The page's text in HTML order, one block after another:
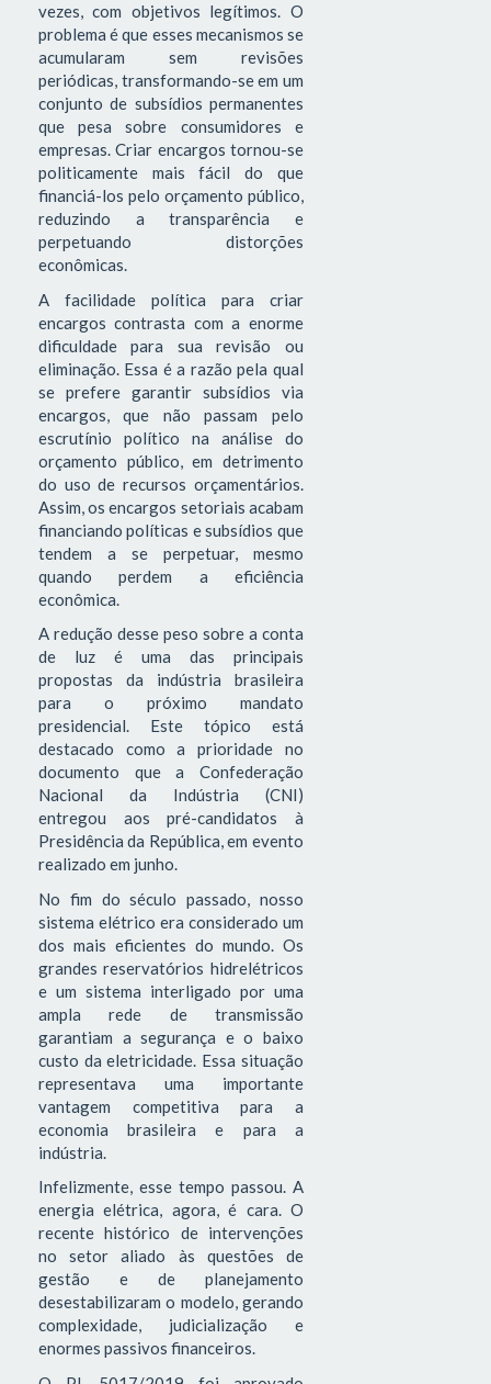
vezes, com objetivos legítimos. O
problema é que esses mecanismos se
acumularam sem revisões
periódicas, transformando-se em um
conjunto de subsídios permanentes
que pesa sobre consumidores e
empresas. Criar encargos tornou-se
politicamente mais fácil do que
financiá-los pelo orçamento público,
reduzindo a transparência e
perpetuando distorções
econômicas.
A facilidade política para criar
encargos contrasta com a enorme
dificuldade para sua revisão ou
eliminação. Essa é a razão pela qual
se prefere garantir subsídios via
encargos, que não passam pelo
escrutínio político na análise do
orçamento público, em detrimento
do uso de recursos orçamentários.
Assim, os encargos setoriais acabam
financiando políticas e subsídios que
tendem a se perpetuar, mesmo
quando perdem a eficiência
econômica.
A redução desse peso sobre a conta
de luz é uma das principais
propostas da indústria brasileira
para o próximo mandato
presidencial. Este tópico está
destacado como a prioridade no
documento que a Confederação
Nacional da Indústria (CNI)
entregou aos pré-candidatos à
Presidência da República, em evento
realizado em junho.
No fim do século passado, nosso
sistema elétrico era considerado um
dos mais eficientes do mundo. Os
grandes reservatórios hidrelétricos
e um sistema interligado por uma
ampla rede de transmissão
garantiam a segurança e o baixo
custo da eletricidade. Essa situação
representava uma importante
vantagem competitiva para a
economia brasileira e para a
indústria.
Infelizmente, esse tempo passou. A
energia elétrica, agora, é cara. O
recente histórico de intervenções
no setor aliado às questões de
gestão e de planejamento
desestabilizaram o modelo, gerando
complexidade, judicialização e
enormes passivos financeiros.